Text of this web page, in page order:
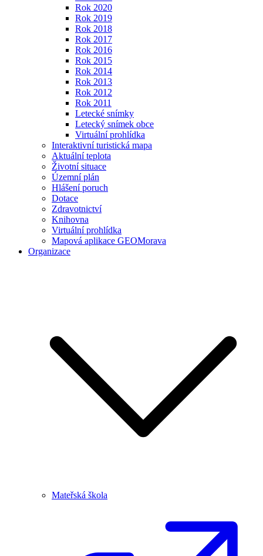
Rok 2020
Rok 2019
Rok 2018
Rok 2017
Rok 2016
Rok 2015
Rok 2014
Rok 2013
Rok 2012
Rok 2011
Letecké snímky
Letecký snímek obce
Virtuální prohlídka
Interaktivní turistická mapa
Aktuální teplota
Životní situace
Územní plán
Hlášení poruch
Dotace
Zdravotnictví
Knihovna
Virtuální prohlídka
Mapová aplikace GEOMorava
Organizace
Mateřská škola